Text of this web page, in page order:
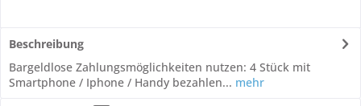
Beschreibung
Bargeldlose Zahlungsmöglichkeiten nutzen: 4 Stück mit
Smartphone / Iphone / Handy bezahlen... mehr